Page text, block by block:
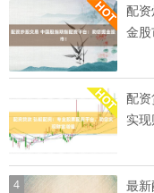
配
金股
配
实
4
最新